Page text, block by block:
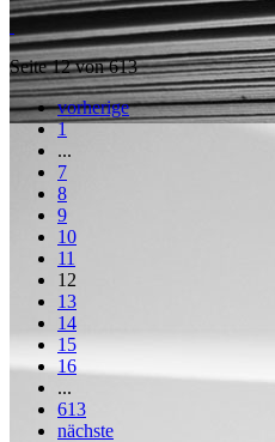
Seite 12 von 613
vorherige
1
...
7
8
9
10
11
12
13
14
15
16
...
613
nächste